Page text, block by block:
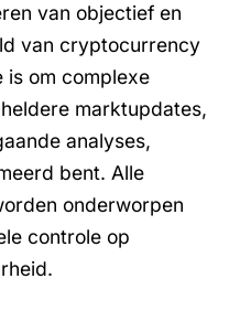
van objectief en
van cryptocurrency
is om complexe
marktupdates,
analyses,
bent. Alle
onderworpen
controle op